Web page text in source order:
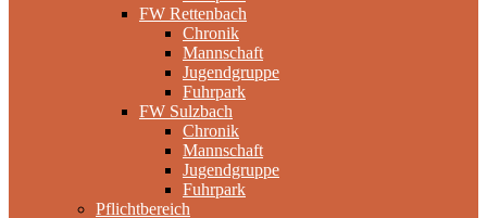
FW Rettenbach
Chronik
Mannschaft
Jugendgruppe
Fuhrpark
FW Sulzbach
Chronik
Mannschaft
Jugendgruppe
Fuhrpark
Pflichtbereich